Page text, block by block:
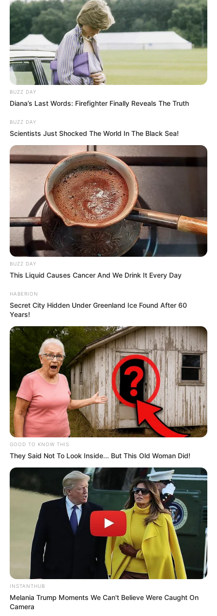
BUZZ DAY
Diana’s Last Words: Firefighter Finally Reveals The Truth
BUZZ DAY
Scientists Just Shocked The World In The Black Sea!
BUZZ DAY
This Liquid Causes Cancer And We Drink It Every Day
HABERION
Secret City Hidden Under Greenland Ice Found After 60
Years!
GOOD TO KNOW THIS
They Said Not To Look Inside... But This Old Woman Did!
INSTANTHUB
Melania Trump Moments We Can't Believe Were Caught On
Camera